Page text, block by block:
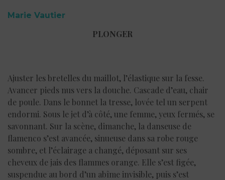
Marie Vautier
PLONGER
Ajuster les bretelles du maillot, l’élastique sur la fesse.
Avancer pieds nus vers la douche. Cascade d’eau, chair
de poule. Dans le bonnet la tresse, lovée tel un serpent
endormi. Sous le jet d’à côté, une femme, yeux fermés, se
savonnant. Sur la scène, dimanche, la danseuse de
flamenco s’est avancée, sinueuse dans sa robe rouge
sombre, et l’éclairage a changé, déposant sur ses
cheveux de jais des flammes orange. Elle s’est figée,
suspendue au bord d’un abîme invisible, puis s’est